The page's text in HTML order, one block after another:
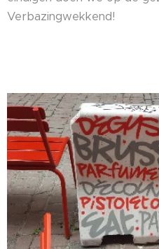
Verbazingwekkend!